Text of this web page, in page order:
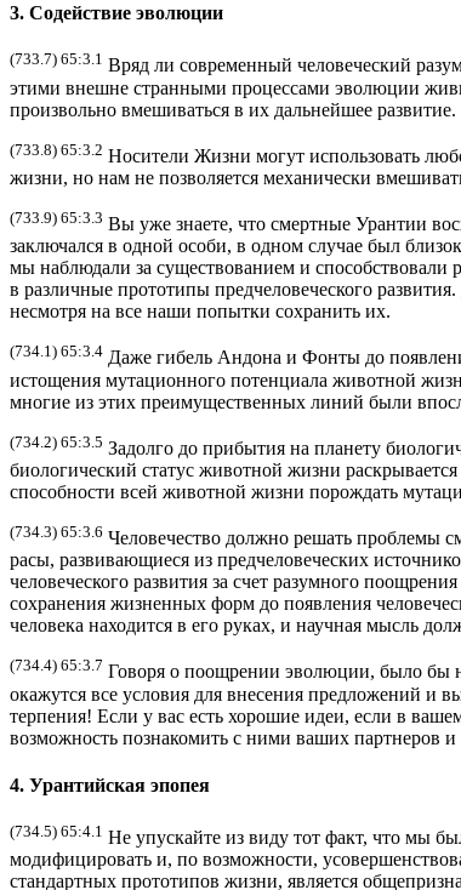
3. Содействие эволюции
(733.7) 65:3.1 Вряд ли современный человеческий
этими внешне странными процессами эволюции
произвольно вмешиваться в их дальнейшее развитие.
(733.8) 65:3.2 Носители Жизни могут использовать
жизни, но нам не позволяется механически
(733.9) 65:3.3 Вы уже знаете, что смертные Урантии
заключался в одной особи, в одном случае был
мы наблюдали за существованием и
в различные прототипы предчеловеческого
несмотря на все наши попытки сохранить их.
(734.1) 65:3.4 Даже гибель Андона и Фонты до
истощения мутационного потенциала животной
многие из этих преимущественных линий были
(734.2) 65:3.5 Задолго до прибытия на планету
биологический статус животной жизни
способности всей животной жизни порождать
(734.3) 65:3.6 Человечество должно решать проблемы
расы, развивающиеся из предчеловеческих
человеческого развития за счет разумного
сохранения жизненных форм до появления
человека находится в его руках, и научная мысль
(734.4) 65:3.7 Говоря о поощрении эволюции, было бы
окажутся все условия для внесения предложений и
терпения! Если у вас есть хорошие идеи, если в
возможность познакомить с ними ваших партнеров и
4. Урантийская эпопея
(734.5) 65:4.1 Не упускайте из виду тот факт, что мы
модифицировать и, по возможности,
стандартных прототипов жизни, является